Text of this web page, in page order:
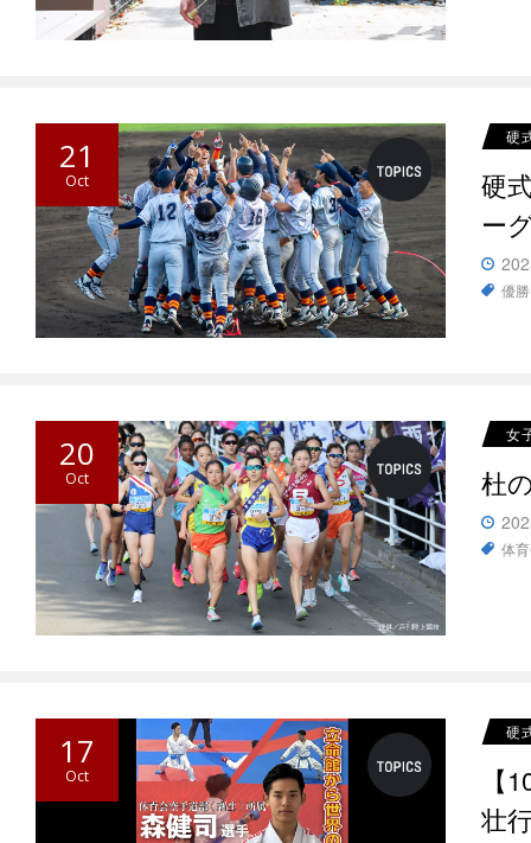
21
Oct
硬
硬
ー
優勝
20
Oct
女
杜
体
17
Oct
硬
【
壮